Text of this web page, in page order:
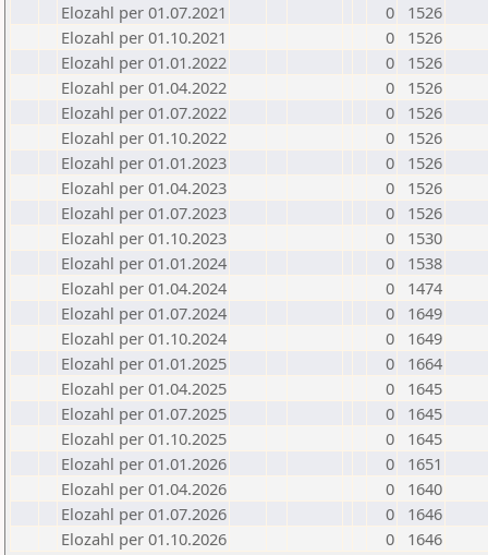
Elozahl per 01.07.2021
0
1526
Elozahl per 01.10.2021
0
1526
Elozahl per 01.01.2022
0
1526
Elozahl per 01.04.2022
0
1526
Elozahl per 01.07.2022
0
1526
Elozahl per 01.10.2022
0
1526
Elozahl per 01.01.2023
0
1526
Elozahl per 01.04.2023
0
1526
Elozahl per 01.07.2023
0
1526
Elozahl per 01.10.2023
0
1530
Elozahl per 01.01.2024
0
1538
Elozahl per 01.04.2024
0
1474
Elozahl per 01.07.2024
0
1649
Elozahl per 01.10.2024
0
1649
Elozahl per 01.01.2025
0
1664
Elozahl per 01.04.2025
0
1645
Elozahl per 01.07.2025
0
1645
Elozahl per 01.10.2025
0
1645
Elozahl per 01.01.2026
0
1651
Elozahl per 01.04.2026
0
1640
Elozahl per 01.07.2026
0
1646
Elozahl per 01.10.2026
0 1646